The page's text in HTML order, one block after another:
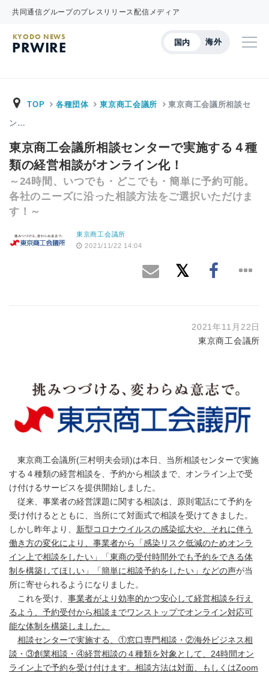
共同通信グループのプレスリリース配信メディア
国内 海外
KYODO NEWS
PRWIRE
TOP 各種団体 東京商工会議所 東京商工会議所相談セ
ン…
東京商工会議所相談センターで実施する４種
類の経営相談がオンライン化！
～24時間、いつでも・どこでも・簡単に予約可能。
各社のニーズに沿った相談方法をご選択いただけま
す！～
東京商工会議所
2021/11/22 14:04
2021年11月22日
東京商工会議所
東京商工会議所(三村明夫会頭)は本日、当所相談センターで実施
する４種類の経営相談を、予約から相談まで、オンライン上で受
け付けるサービスを提供開始しました。
従来、事業者の経営課題に関する相談は、原則電話にて予約を
受け付けるとともに、当所にて対面式で相談を受けてきました。
しかし昨年より、 新型コロナウイルスの感染拡大や、それに伴う
働き方の変化により、事業者から「感染リスク低減のためオンラ
イン上で相談をしたい」「東商の受付時間外でも予約をできる体
制を構築してほしい」「簡単に相談予約をしたい」などの声が当
所に寄せられるようになりました。
これを受け、 事業者がより効率的かつ安心して経営相談を行え
るよう、予約受付から相談までワンストップでオンライン対応可
能な体制を構築しました。
相談センターで実施する、①窓口専門相談・②海外ビジネス相
談・③創業相談・④経営相談の４種類を対象として、 24時間オン
ライン上で予約を受け付けます。相談方法は対面、もしくはZoom